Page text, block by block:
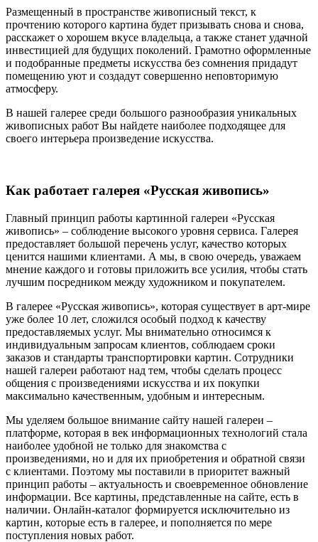
Размещенный в пространстве живописный текст, к
прочтению которого картина будет призывать снова и снова,
расскажет о хорошем вкусе владельца, а также станет удачной
инвестицией для будущих поколений. Грамотно оформленные
и подобранные предметы искусства без сомнения придадут
помещению уют и создадут совершенно неповторимую
атмосферу.
В нашей галерее среди большого разнообразия уникальных
живописных работ Вы найдете наиболее подходящее для
своего интерьера произведение искусства.
Как работает галерея «Русская живопись»
Главный принцип работы картинной галереи «Русская
живопись» – соблюдение высокого уровня сервиса. Галерея
предоставляет большой перечень услуг, качество которых
ценится нашими клиентами. А мы, в свою очередь, уважаем
мнение каждого и готовы приложить все усилия, чтобы стать
лучшим посредником между художником и покупателем.
В галерее «Русская живопись», которая существует в арт-мире
уже более 10 лет, сложился особый подход к качеству
предоставляемых услуг. Мы внимательно относимся к
индивидуальным запросам клиентов, соблюдаем сроки
заказов и стандарты транспортировки картин. Сотрудники
нашей галереи работают над тем, чтобы сделать процесс
общения с произведениями искусства и их покупки
максимально качественным, удобным и интересным.
Мы уделяем большое внимание сайту нашей галереи –
платформе, которая в век информационных технологий стала
наиболее удобной не только для знакомства с
произведениями, но и для их приобретения и обратной связи
с клиентами. Поэтому мы поставили в приоритет важный
принцип работы – актуальность и своевременное обновление
информации. Все картины, представленные на сайте, есть в
наличии. Онлайн-каталог формируется исключительно из
картин, которые есть в галерее, и пополняется по мере
поступления новых работ.